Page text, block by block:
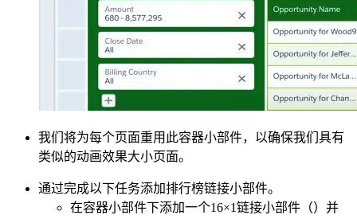
我们将为每个页面重用此容器小部件，以确保我们具有
类似的动画效果大小页面。
通过完成以下任务添加排行榜链接小部件。
在容器小部件下添加一个16×1链接小部件（）并